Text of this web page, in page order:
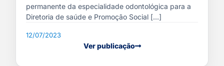
permanente da especialidade odontológica para a
Diretoria de saúde e Promoção Social [...]
12/07/2023
Ver publicação